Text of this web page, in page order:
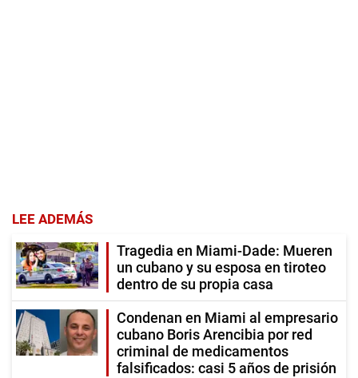
LEE ADEMÁS
Tragedia en Miami-Dade: Mueren
un cubano y su esposa en tiroteo
dentro de su propia casa
Condenan en Miami al empresario
cubano Boris Arencibia por red
criminal de medicamentos
falsificados: casi 5 años de prisión